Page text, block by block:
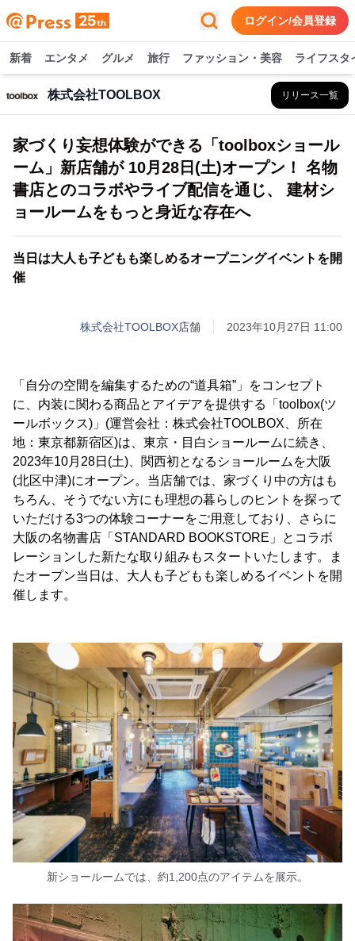
ログイン/会員登録
新着 エンタメ グルメ 旅行 ファッション・美容 ライフスタ
株式会社TOOLBOX リリース一覧
家づくり妄想体験ができる「toolboxショール
ーム」新店舗が 10月28日(土)オープン！ 名物
書店とのコラボやライブ配信を通じ、 建材シ
ョールームをもっと身近な存在へ
当日は大人も子どもも楽しめるオープニングイベントを開
催
株式会社TOOLBOX店舗 2023年10月27日 11:00
「自分の空間を編集するための“道具箱”」をコンセプト
に、内装に関わる商品とアイデアを提供する「toolbox(ツ
ールボックス)」(運営会社：株式会社TOOLBOX、所在
地：東京都新宿区)は、東京・目白ショールームに続き、
2023年10月28日(土)、関西初となるショールームを大阪
(北区中津)にオープン。当店舗では、家づくり中の方はも
ちろん、そうでない方にも理想の暮らしのヒントを探って
いただける3つの体験コーナーをご用意しており、さらに
大阪の名物書店「STANDARD BOOKSTORE」とコラボ
レーションした新たな取り組みもスタートいたします。ま
たオープン当日は、大人も子どもも楽しめるイベントを開
催します。
新ショールームでは、約1,200点のアイテムを展示。